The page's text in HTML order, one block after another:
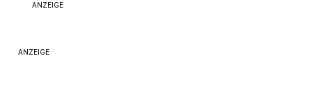
ANZEIGE
ANZEIGE